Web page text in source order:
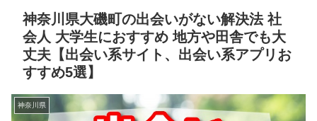
神奈川県大磯町の出会いがない解決法 社
会人 大学生におすすめ 地方や田舎でも大
丈夫【出会い系サイト、出会い系アプリお
すすめ5選】
神奈川県